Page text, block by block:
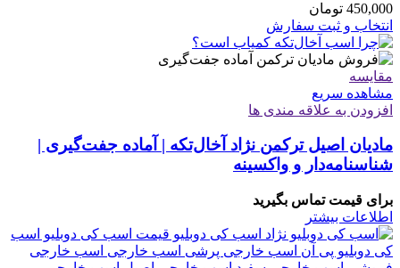
450,000 تومان
انتخاب و ثبت سفارش
مقایسه
مشاهده سریع
افزودن به علاقه مندی ها
مادیان اصیل ترکمن نژاد آخال‌تکه | آماده جفت‌گیری |
شناسنامه‌دار و واکسینه
برای قیمت تماس بگیرید
اطلاعات بیشتر